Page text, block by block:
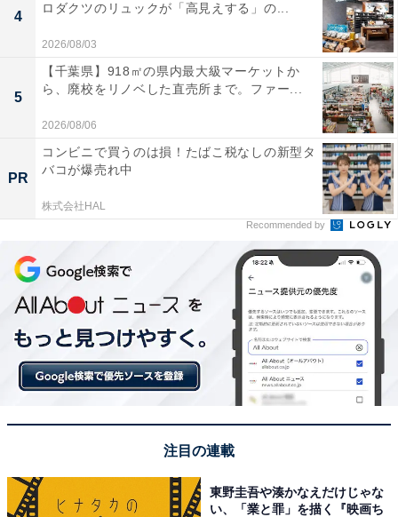
映画を観た時の立体感と重低音の迫力が凄くて本当
に映画館にいるような感覚です
ワイヤレスウーファーなので配線に悩まされず部屋
のどこにでも置けて便利です
セリフがとてもクリアに聞こえるのでニュースやド
ラマも聞き取りやすくなりました
自宅のテレビ音質を劇的に映画館レベルへ格上げしたい
人や、大迫力の重低音を楽しみたい人には、おすすめの
商品といえそうです。
「手元テレビスピーカー」が特別価格で登場
中【5月25日】
4
ロダクツのリュックが「高見えする」の...
2026/08/03
5
【千葉県】918㎡の県内最大級マーケットか
ら、廃校をリノベした直売所まで。ファー...
2026/08/06
PR
コンビニで買うのは損！たばこ税なしの新型タ
バコが爆売れ中
株式会社HAL
Recommended by
注目の連載
東野圭吾や湊かなえだけじゃな
い、「業と罪」を描く『映画ち